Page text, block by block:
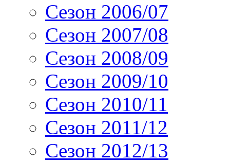
Сезон 2006/07
Сезон 2007/08
Сезон 2008/09
Сезон 2009/10
Сезон 2010/11
Сезон 2011/12
Сезон 2012/13